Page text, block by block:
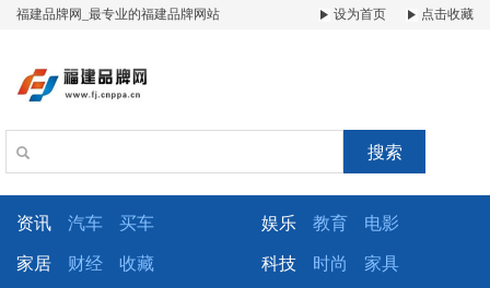
福建品牌网_最专业的福建品牌网站 设为首页 点击收藏
搜索
资讯 汽车 买车 娱乐 教育 电影
家居 财经 收藏 科技 时尚 家具